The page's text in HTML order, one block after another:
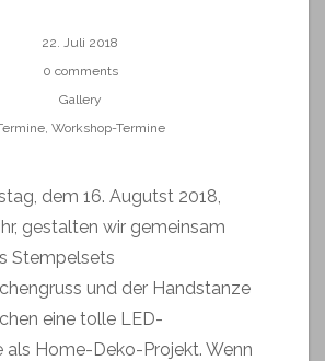
22. Juli 2018
0 comments
Gallery
, Workshop-Termine
dem 16. Augutst 2018,
gestalten wir gemeinsam
Stempelsets
und der Handstanze
eine tolle LED-
als Home-Deko-Projekt. Wenn